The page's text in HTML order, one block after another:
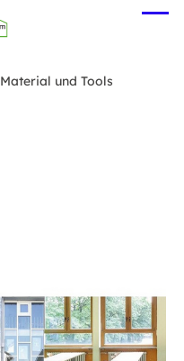
Material und Tools